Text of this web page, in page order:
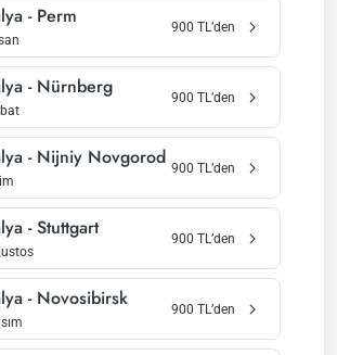
- Perm 900 TL’den
- Nürnberg 900 TL’den
- Nijniy Novgorod 900 TL’den
-Stuttgart 900 TL’den
- Novosibirsk 900 TL’den